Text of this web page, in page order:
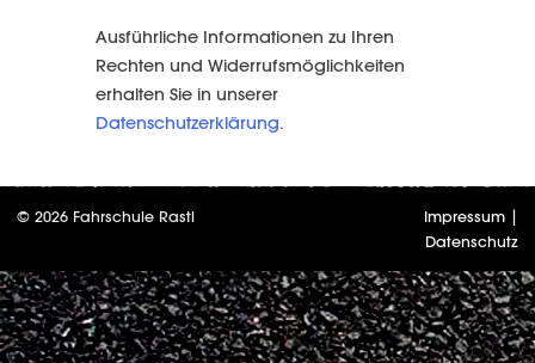
Ausführliche Informationen zu Ihren
Rechten und Widerrufsmöglichkeiten
erhalten Sie in unserer
Datenschutzerklärung.
© 2026 Fahrschule Rastl Impressum |
Datenschutz